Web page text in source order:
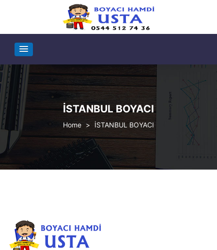
İSTANBUL BOYACI
> İSTANBUL BOYACI